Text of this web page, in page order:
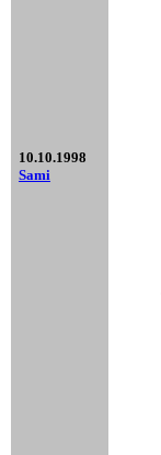
10.10.1998
Sami